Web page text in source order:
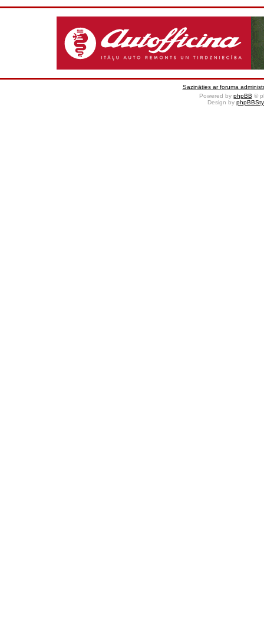
Sazināties ar foruma
Powered by phpBB ©
Design by